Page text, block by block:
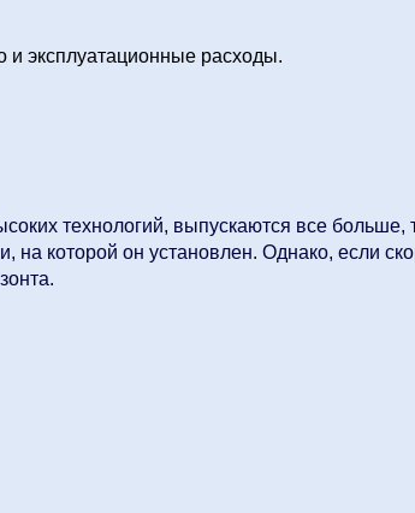
и эксплуатационные расходы.
технологий, выпускаются все больше,
на которой он установлен. Однако, если